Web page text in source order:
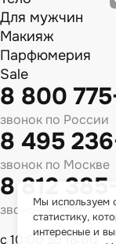
Для мужчин
Макияж
Парфюмерия
Sale
8 800
звонок по России
8 495
звонок по Москве
8 812
звонок по Спб
с 10:00 до 18:00
Мы используем
статистику,
интересные и